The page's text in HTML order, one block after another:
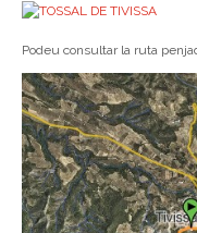
Podeu consultar la ruta